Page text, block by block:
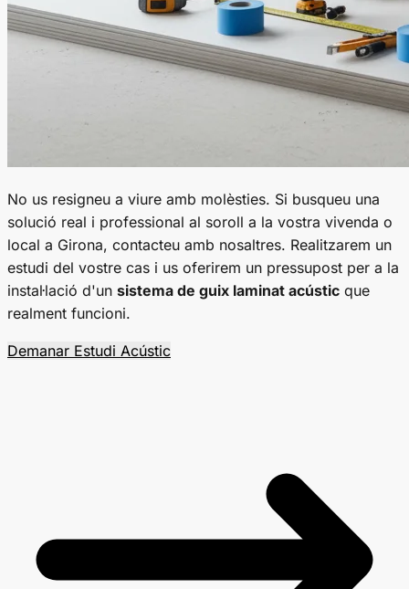
No us resigneu a viure amb molèsties. Si busqueu una
solució real i professional al soroll a la vostra vivenda o
local a Girona, contacteu amb nosaltres. Realitzarem un
estudi del vostre cas i us oferirem un pressupost per a la
instal·lació d'un sistema de guix laminat acústic que
realment funcioni.
Demanar Estudi Acústic